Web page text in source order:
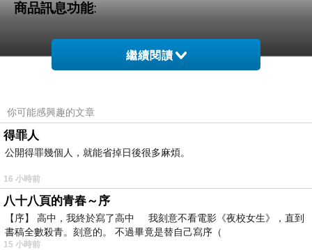
商品訊息功能:
品號：617735
一畫一鐘 無框畫鐘 藝術鐘
商品訊息描述:
繼續閱讀
你可能感興趣的文章
得罪人
公開得罪幾個人，就能省掉日後很多麻煩。
16 小時前
八十八頁的青春～序
【序】 高中，我終於寫了高中 我刻意不看電影《夜校女生》，直到
書稿全數殺青。刻意的。 不過畢竟是替自己寫序（
15 小時前